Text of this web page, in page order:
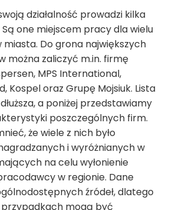
działalność prowadzi kilka
Są one miejscem pracy dla wielu
miasta. Do grona największych
można zaliczyć m.in. firmę
MPS International,
Kospel oraz Grupę Mojsiuk. Lista
a poniżej przedstawiamy
poszczególnych firm.
że wiele z nich było
i wyróżnianych w
na celu wyłonienie
w regionie. Dane
źródeł, dlatego
mogą być